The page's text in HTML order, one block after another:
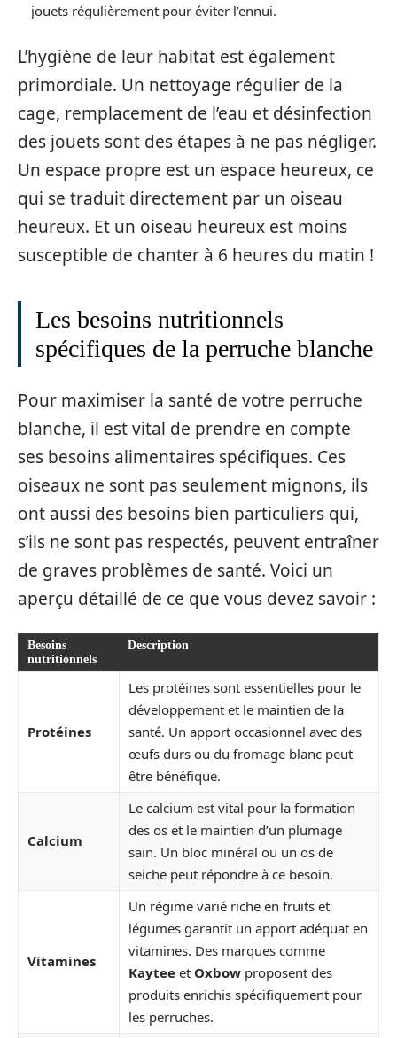
jouets régulièrement pour éviter l’ennui.
L’hygiène de leur habitat est également
primordiale. Un nettoyage régulier de la
cage, remplacement de l’eau et désinfection
des jouets sont des étapes à ne pas négliger.
Un espace propre est un espace heureux, ce
qui se traduit directement par un oiseau
heureux. Et un oiseau heureux est moins
susceptible de chanter à 6 heures du matin !
Les besoins nutritionnels
spécifiques de la perruche blanche
Pour maximiser la santé de votre perruche
blanche, il est vital de prendre en compte
ses besoins alimentaires spécifiques. Ces
oiseaux ne sont pas seulement mignons, ils
ont aussi des besoins bien particuliers qui,
s’ils ne sont pas respectés, peuvent entraîner
de graves problèmes de santé. Voici un
aperçu détaillé de ce que vous devez savoir :
Besoins
nutritionnels
Description
Protéines
Les protéines sont essentielles pour le
développement et le maintien de la
santé. Un apport occasionnel avec des
œufs durs ou du fromage blanc peut
être bénéfique.
Calcium
Le calcium est vital pour la formation
des os et le maintien d’un plumage
sain. Un bloc minéral ou un os de
seiche peut répondre à ce besoin.
Vitamines
Un régime varié riche en fruits et
légumes garantit un apport adéquat en
vitamines. Des marques comme
Kaytee et Oxbow proposent des
produits enrichis spécifiquement pour
les perruches.